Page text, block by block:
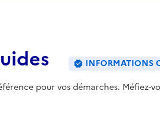
INFORMATIONS
pour vos démarches. Méfiez-